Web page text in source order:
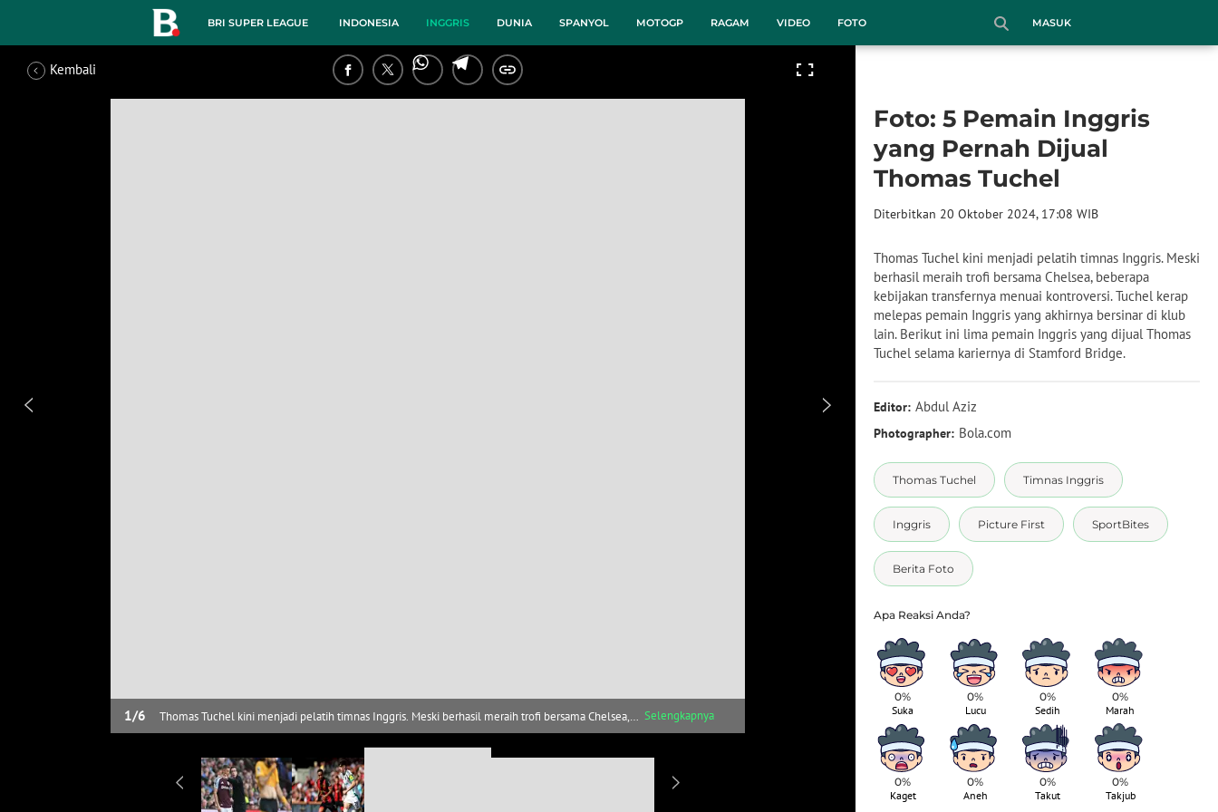
BRI SUPER LEAGUE INDONESIA INGGRIS DUNIA SPANYOL MOTOGP RAGAM VIDEO FOTO MASUK
1/6
Thomas Tuchel kini menjadi pelatih timnas Inggris. Meski berhasil meraih trofi bersama Chelsea,
beberapa kebijakan transfernya menuai kontroversi. Tuchel kerap melepas pemain Inggris yang
Selengkapnya
Fikayo Tomori adalah bek tengah berbakat yang muncul dari
di lini belakang dan menjualnya ke AC Milan pada musim anas
Foto: 5 Pemain Inggris
yang Pernah Dijual
Thomas Tuchel
Diterbitkan 20 Oktober 2024, 17:08 WIB
Thomas Tuchel kini menjadi pelatih timnas Inggris. Meski
berhasil meraih trofi bersama Chelsea, beberapa
kebijakan transfernya menuai kontroversi. Tuchel kerap
melepas pemain Inggris yang akhirnya bersinar di klub
lain. Berikut ini lima pemain Inggris yang dijual Thomas
Tuchel selama kariernya di Stamford Bridge.
Editor: Abdul Aziz
Photographer: Bola.com
Thomas Tuchel Timnas Inggris
Inggris Picture First SportBites
Berita Foto
0%
Suka
0%
Lucu
0%
Sedih
0%
Marah
0%
Kaget
0%
Aneh
0%
Takut
0%
Takjub